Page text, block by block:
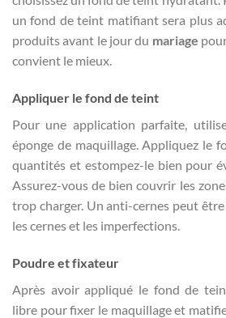
un fond de teint matifiant sera plus
produits avant le jour du mariage
convient le mieux.
Appliquer le fond de teint
Pour une application parfaite,
éponge de maquillage. Appliquez le
quantités et estompez-le bien pour
Assurez-vous de bien couvrir les
trop charger. Un anti-cernes peut
les cernes et les imperfections.
Poudre et fixateur
Après avoir appliqué le fond de
libre pour fixer le maquillage et